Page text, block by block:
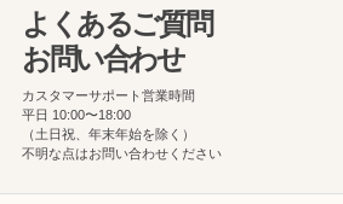
よくあるご質問
お問い合わせ
カスタマーサポート営業時間
平日 10:00〜18:00
（土日祝、年末年始を除く）
不明な点はお問い合わせください